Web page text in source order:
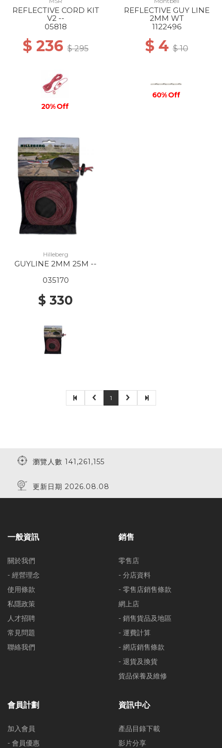
REFLECTIVE CORD KIT
V2 --
05818
$ 236$ 295
20% Off
REFLECTIVE GUY LINE
2MM WT
1122496
$ 4$ 10
60% Off
Hilleberg
GUYLINE 2MM 25M --
035170
$ 330
1
瀏覽人數 141,261,155
更新日期 2026.08.08
一般資訊
關於我們
- 經營理念
使用條款
私隱政策
人才招聘
常見問題
聯絡我們
銷售
零售店
- 分店資料
- 零售店銷售條款
網上店
- 銷售貨品及地區
- 運費計算
- 網店銷售條款
- 退貨及換貨
貨品保養及維修
會員計劃
加入會員
- 會員優惠
資訊中心
產品目錄下載
影片分享